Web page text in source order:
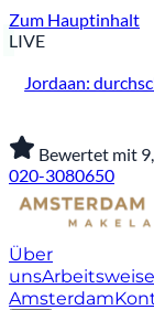
Zum Hauptinhalt
LIVE
Jordaan:
Bewertet mit
020-3080650
Über
unsArbeitsweise
Amsterdam